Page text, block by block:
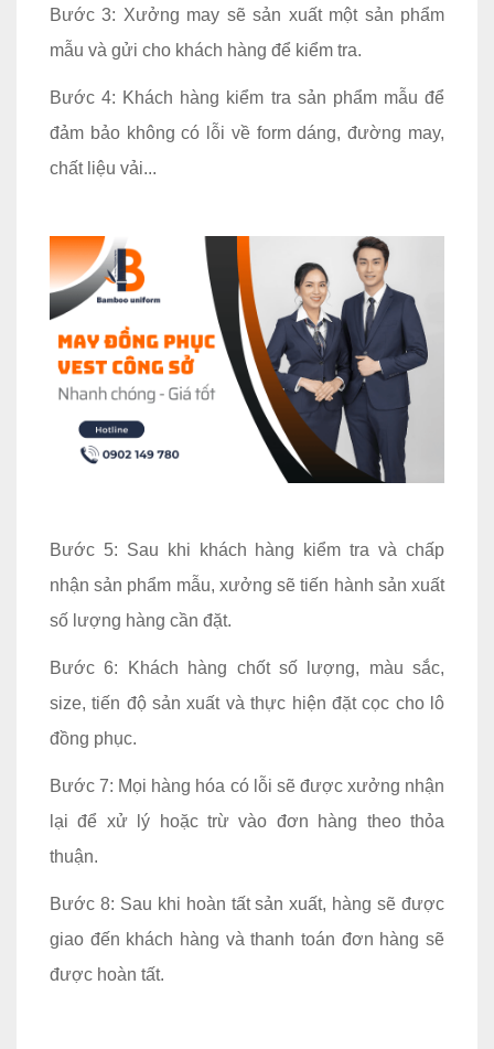
Bước 3: Xưởng may sẽ sản xuất một sản phẩm
mẫu và gửi cho khách hàng để kiểm tra.
Bước 4: Khách hàng kiểm tra sản phẩm mẫu để
đảm bảo không có lỗi về form dáng, đường may,
chất liệu vải...
Bước 5: Sau khi khách hàng kiểm tra và chấp
nhận sản phẩm mẫu, xưởng sẽ tiến hành sản xuất
số lượng hàng cần đặt.
Bước 6: Khách hàng chốt số lượng, màu sắc,
size, tiến độ sản xuất và thực hiện đặt cọc cho lô
đồng phục.
Bước 7: Mọi hàng hóa có lỗi sẽ được xưởng nhận
lại để xử lý hoặc trừ vào đơn hàng theo thỏa
thuận.
Bước 8: Sau khi hoàn tất sản xuất, hàng sẽ được
giao đến khách hàng và thanh toán đơn hàng sẽ
được hoàn tất.